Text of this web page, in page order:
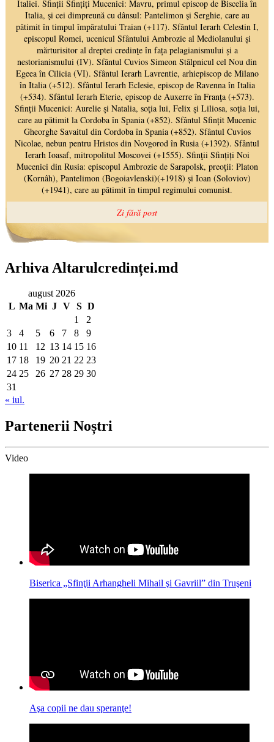
Arhiva Altarulcredinței.md
august 2026
L Ma Mi J V S D
1
2
3
4 5 6 7 8
9
10 11 12 13 14 15 16
17 18 19 20 21 22 23
24 25 26 27 28 29 30
31
« iul.
Partenerii Noștri
Video
Biserica „Sfinţii Arhangheli Mihail şi Gavriil” din Truşeni
Aşa copii ne dau speranţe!